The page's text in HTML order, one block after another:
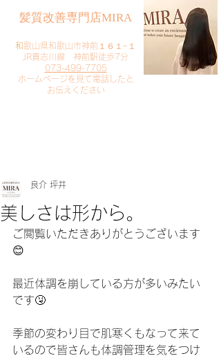
​髪質改善専門店MIRA
​和歌山県和歌山市神前１６１−１
JR貴志川線 神前駅徒歩7分
073-499-7705
​ホームページを見て電話したと
お伝えください
美しさは形から。
良介 坪井
ご閲覧いただきありがとうございます
😊
最近体調を崩している方が多いみたい
です🤧
季節の変わり目で肌寒くもなって来て
いるので皆さんも体調管理を気をつけ